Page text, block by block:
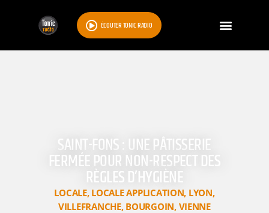
ÉCOUTER TONIC RADIO
SAINT-FONS : UNE PÂTISSERIE
FERMÉE POUR NON-RESPECT DES
RÈGLES D’HYGIÈNE
LOCALE, LOCALE APPLICATION, LYON,
VILLEFRANCHE, BOURGOIN, VIENNE